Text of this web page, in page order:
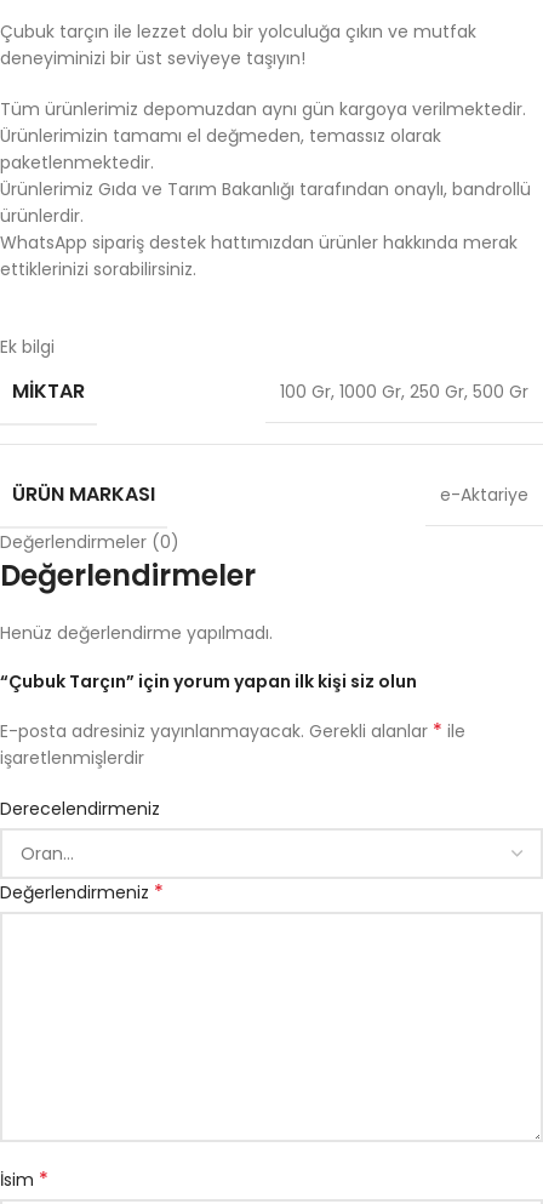
Çubuk tarçın ile lezzet dolu bir yolculuğa çıkın ve mutfak
deneyiminizi bir üst seviyeye taşıyın!
Tüm ürünlerimiz depomuzdan aynı gün kargoya verilmektedir.
Ürünlerimizin tamamı el değmeden, temassız olarak
paketlenmektedir.
Ürünlerimiz Gıda ve Tarım Bakanlığı tarafından onaylı, bandrollü
ürünlerdir.
WhatsApp sipariş destek hattımızdan ürünler hakkında merak
ettiklerinizi sorabilirsiniz.
Ek bilgi
MIKTAR 100 Gr, 1000 Gr, 250 Gr, 500 Gr
ÜRÜN MARKASI
e-Aktariye
Değerlendirmeler (0)
Değerlendirmeler
Henüz değerlendirme yapılmadı.
“Çubuk Tarçın” için yorum yapan ilk kişi siz olun
E-posta adresiniz yayınlanmayacak. Gerekli alanlar * ile
işaretlenmişlerdir
Derecelendirmeniz
Değerlendirmeniz *
İsim *